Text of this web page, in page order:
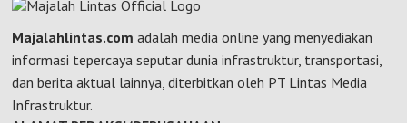
Majalahlintas.com adalah media online yang menyediakan
informasi tepercaya seputar dunia infrastruktur, transportasi,
dan berita aktual lainnya, diterbitkan oleh PT Lintas Media
Infrastruktur.